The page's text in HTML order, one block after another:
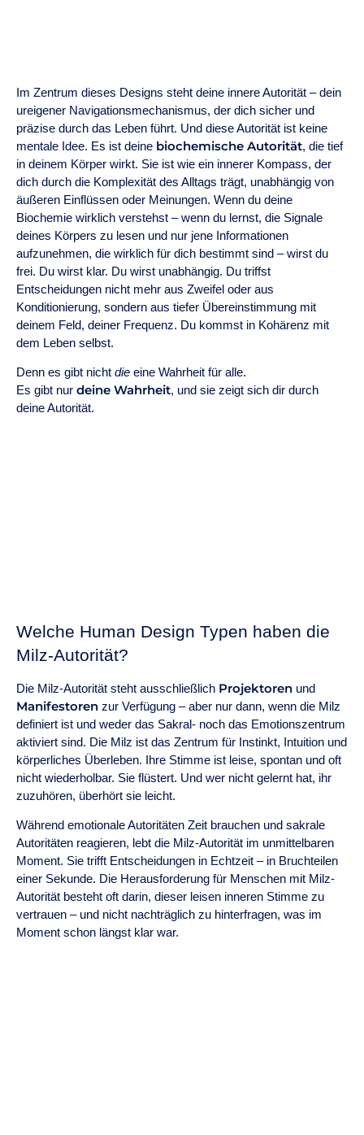
Im Zentrum dieses Designs steht deine innere Autorität – dein
ureigener Navigationsmechanismus, der dich sicher und
präzise durch das Leben führt. Und diese Autorität ist keine
mentale Idee. Es ist deine biochemische Autorität, die tief
in deinem Körper wirkt. Sie ist wie ein innerer Kompass, der
dich durch die Komplexität des Alltags trägt, unabhängig von
äußeren Einflüssen oder Meinungen. Wenn du deine
Biochemie wirklich verstehst – wenn du lernst, die Signale
deines Körpers zu lesen und nur jene Informationen
aufzunehmen, die wirklich für dich bestimmt sind – wirst du
frei. Du wirst klar. Du wirst unabhängig. Du triffst
Entscheidungen nicht mehr aus Zweifel oder aus
Konditionierung, sondern aus tiefer Übereinstimmung mit
deinem Feld, deiner Frequenz. Du kommst in Kohärenz mit
dem Leben selbst.
Denn es gibt nicht die eine Wahrheit für alle.
Es gibt nur deine Wahrheit, und sie zeigt sich dir durch
deine Autorität.
Welche Human Design Typen haben die
Milz-Autorität?
Die Milz-Autorität steht ausschließlich Projektoren und
Manifestoren zur Verfügung – aber nur dann, wenn die Milz
definiert ist und weder das Sakral- noch das Emotionszentrum
aktiviert sind. Die Milz ist das Zentrum für Instinkt, Intuition und
körperliches Überleben. Ihre Stimme ist leise, spontan und oft
nicht wiederholbar. Sie flüstert. Und wer nicht gelernt hat, ihr
zuzuhören, überhört sie leicht.
Während emotionale Autoritäten Zeit brauchen und sakrale
Autoritäten reagieren, lebt die Milz-Autorität im unmittelbaren
Moment. Sie trifft Entscheidungen in Echtzeit – in Bruchteilen
einer Sekunde. Die Herausforderung für Menschen mit Milz-
Autorität besteht oft darin, dieser leisen inneren Stimme zu
vertrauen – und nicht nachträglich zu hinterfragen, was im
Moment schon längst klar war.